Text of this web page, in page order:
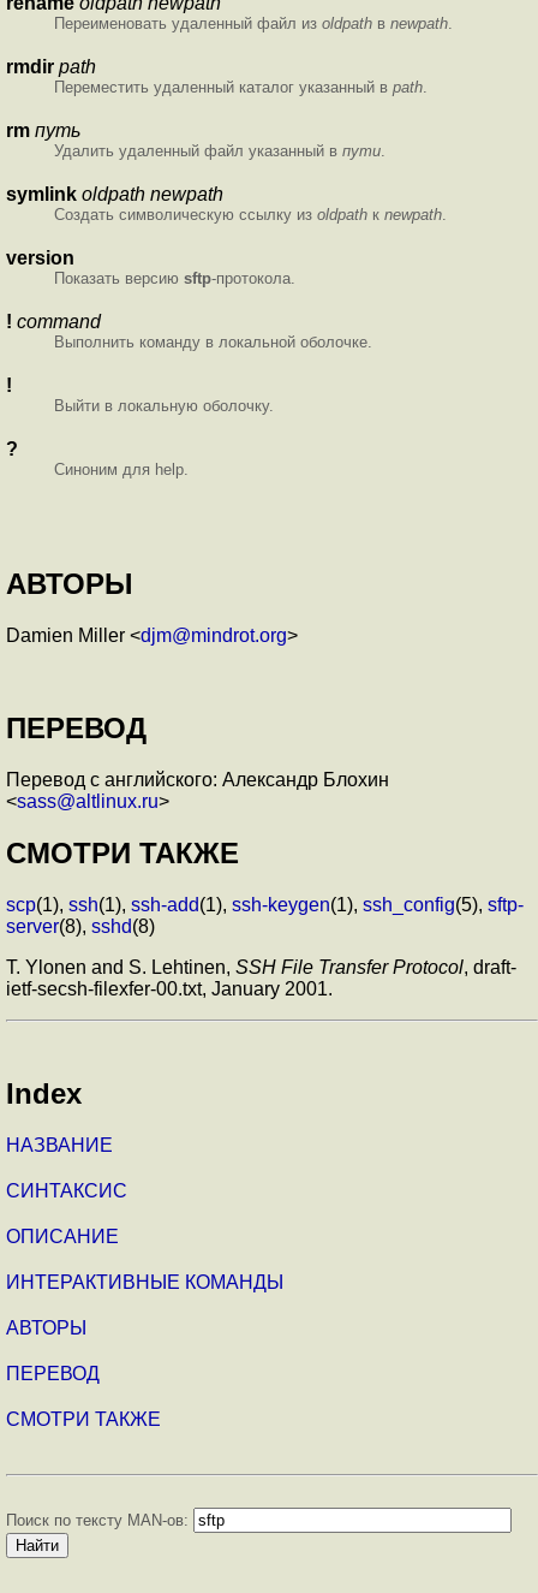
Переименовать удаленный файл из oldpath в newpath.
rmdir path
Переместить удаленный каталог указанный в path.
rm путь
Удалить удаленный файл указанный в пути.
symlink oldpath newpath
Создать символическую ссылку из oldpath к newpath.
version
Показать версию sftp-протокола.
! command
Выполнить команду в локальной оболочке.
!
Выйти в локальную оболочку.
?
Синоним для help.
АВТОРЫ
Damien Miller <djm@mindrot.org>
ПЕРЕВОД
Перевод с английского: Александр Блохин
<sass@altlinux.ru>
СМОТРИ ТАКЖЕ
scp(1), ssh(1), ssh-add(1), ssh-keygen(1), ssh_config(5), sftp-
server(8), sshd(8)
T. Ylonen and S. Lehtinen, SSH File Transfer Protocol, draft-
ietf-secsh-filexfer-00.txt, January 2001.
Index
НАЗВАНИЕ
СИНТАКСИС
ОПИСАНИЕ
ИНТЕРАКТИВНЫЕ КОМАНДЫ
АВТОРЫ
ПЕРЕВОД
СМОТРИ ТАКЖЕ
Поиск по тексту MAN-ов: